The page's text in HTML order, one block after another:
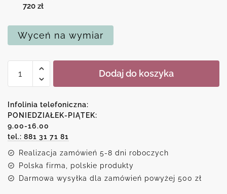
720 zł
Wyceń na wymiar
Kwadratowa
z
motywem
wodnych
zwierzątek
Dodaj do koszyka
Infolinia telefoniczna:
PONIEDZIAŁEK-PIĄTEK:
9.00-16.00
tel.: 881 31 71 81
Realizacja zamówień 5-8 dni roboczych
Polska firma, polskie produkty
Darmowa wysyłka dla zamówień powyżej 500 zł